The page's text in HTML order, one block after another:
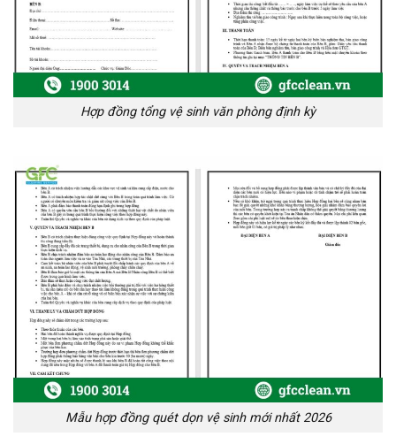
Hợp đồng tổng vệ sinh văn phòng định kỳ
Mẫu hợp đồng quét dọn vệ sinh mới nhất 2026